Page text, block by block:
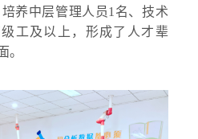
养中层管理人员1名、技术
工及以上，形成了人才辈
。